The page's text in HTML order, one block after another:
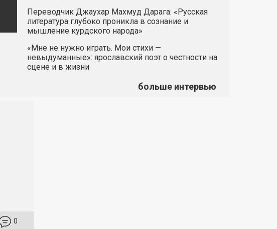
Переводчик Джаухар Махмуд Дарага: «Русская
литература глубоко проникла в сознание и
мышление курдского народа»
«Мне не нужно играть. Мои стихи —
невыдуманные»: ярославский поэт о честности на
сцене и в жизни
больше интервью
0